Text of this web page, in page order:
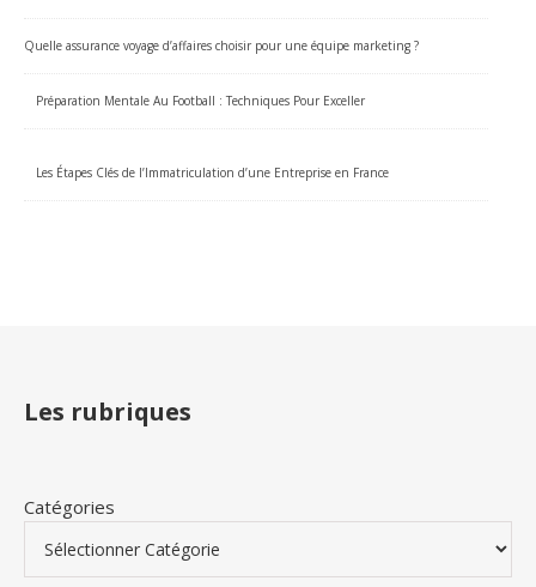
Quelle assurance voyage d’affaires choisir pour une équipe marketing ?
Préparation Mentale Au Football : Techniques Pour Exceller
Les Étapes Clés de l’Immatriculation d’une Entreprise en France
Les rubriques
Catégories